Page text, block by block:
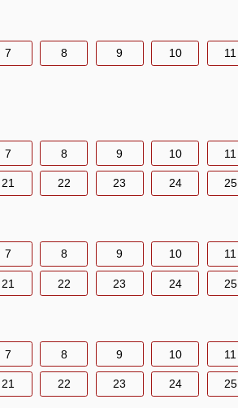
7 8 9 10 11
7 8 9 10 11
21 22 23 24 25
7 8 9 10 11
21 22 23 24 25
7 8 9 10 11
21 22 23 24 25